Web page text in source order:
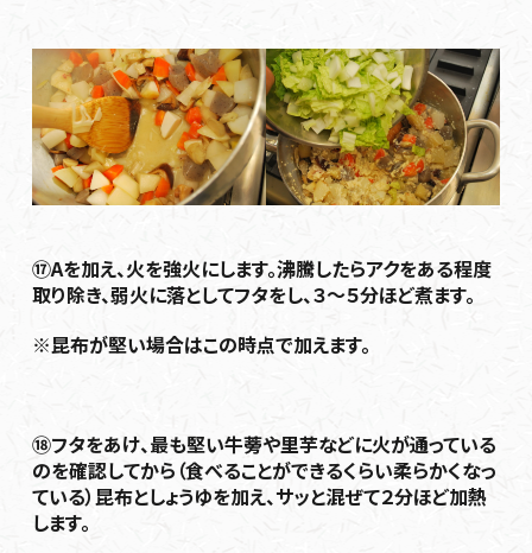
⑰Aを加え、火を強火にします。沸騰したらアクをある程度
取り除き、弱火に落としてフタをし、３～５分ほど煮ます。
※昆布が堅い場合はこの時点で加えます。
⑱フタをあけ、最も堅い牛蒡や里芋などに火が通っている
のを確認してから（食べることができるくらい柔らかくなっ
ている）昆布としょうゆを加え、サッと混ぜて２分ほど加熱
します。